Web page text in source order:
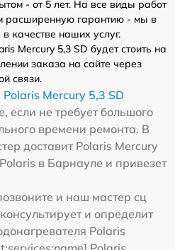
- от 5 лет. На все виды работ
расширенную гарантию - мы в
качестве наших услуг.
Mercury 5,3 SD будет стоить на
заказа на сайте через
связи.
Mercury 5,3 SD
если не требует большого
времени ремонта. В
доставит Polaris Mercury
в Барнауле и привезет
и наш мастер сц
и определит
Polaris